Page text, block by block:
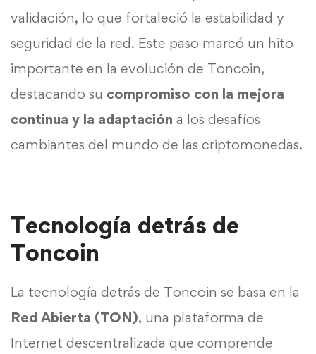
validación, lo que fortaleció la estabilidad y
seguridad de la red. Este paso marcó un hito
importante en la evolución de Toncoin,
destacando su compromiso con la mejora
continua y la adaptación a los desafíos
cambiantes del mundo de las criptomonedas.
Tecnología detrás de
Toncoin
La tecnología detrás de Toncoin se basa en la
Red Abierta (TON), una plataforma de
Internet descentralizada que comprende